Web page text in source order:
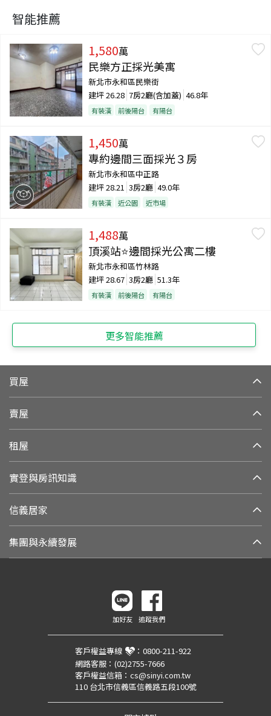
智能推薦
1,580萬
民樂方正採光美寓
新北市永和區民樂街
建坪26.28 7房2廳(含加蓋) 46.8年
有裝潢 前後陽台 有陽台
1,450萬
專約邊間三面採光３房
新北市永和區中正路
建坪28.21 3房2廳 49.0年
有裝潢 近公園 近市場
1,488萬
頂溪站⭐邊間採光公寓二樓
新北市永和區竹林路
建坪28.67 3房2廳 51.3年
有裝潢 前後陽台 有陽台
更多智能推薦
買屋
賣屋
租屋
實登與房訊知識
信義居家
集團與永續發展
加好友 追蹤我們
客戶權益專線 ： 0800-211-922
網路客服： (02)2755-7666
客戶權益信箱： cs@sinyi.com.tw
110 台北市信義區信義路五段100號